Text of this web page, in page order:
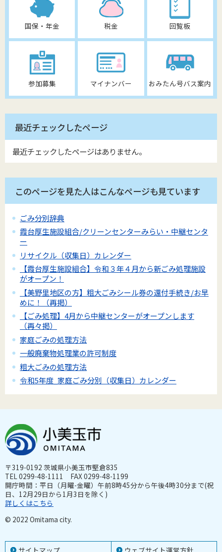
国保・年金 税金 回覧板
参加募集 マイナンバー おみたん号バス案内
最近チェックしたページ
最近チェックしたページはありません。
このページを見た人はこんなページも見ています
ごみ分別辞典
霞台厚生施設組合/クリーンセンターみらい・中継センタ
ー
リサイクル（収集日）カレンダー
【霞台厚生施設組合】令和３年４月から新ごみ処理施設
がオープン！
【美野里地区の方】粗大ごみシール券の還付手続き/お早
めに！（再掲）
【ごみ処理】4月から中継センターがオープンします
（再々掲）
家庭ごみの処理方法
一般廃棄物処理業の許可制度
粗大ごみの処理方法
令和5年度_家庭ごみ分別（収集日）カレンダー
サイトマップ ウェブサイト運営方針
〒319-0192 茨城県小美玉市堅倉835
TEL 0299-48-1111 FAX 0299-48-1199
開庁時間：平日（月曜-金曜）午前8時45分から午後4時30分まで(祝
日、12月29日から1月3日を除く)
詳しくはこちら
© 2022 Omitama city.